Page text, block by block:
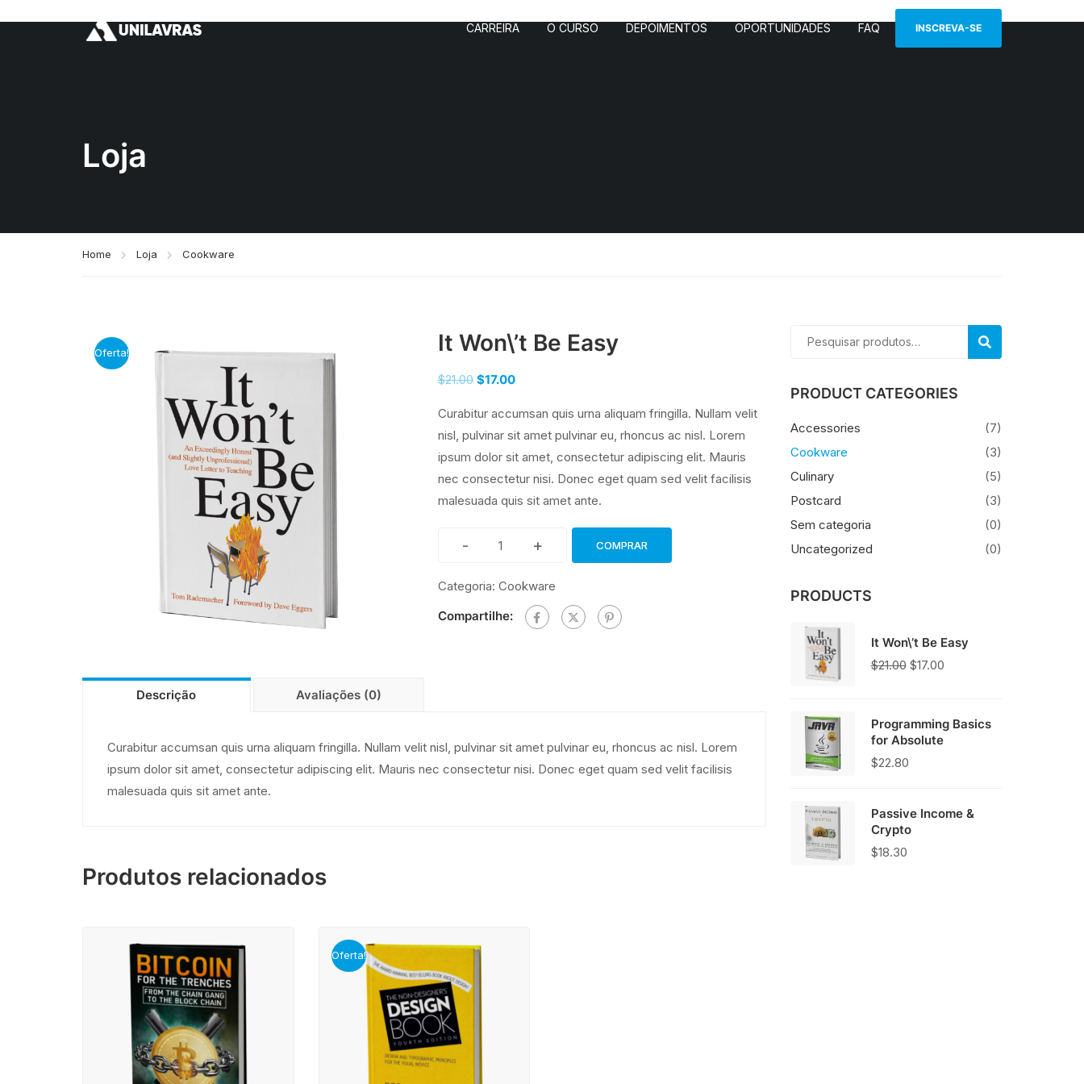
CARREIRA O CURSO DEPOIMENTOS OPORTUNIDADES FAQ INSCREVA-SE
Loja
Home Loja Cookware
Oferta! It Won\’t Be Easy
$21.00 O
original
era:
$21.00.
$17.00O
atual
é:
$17.00.
Curabitur accumsan quis urna aliquam fringilla. Nullam velit
nisl, pulvinar sit amet pulvinar eu, rhoncus ac nisl. Lorem
ipsum dolor sit amet, consectetur adipiscing elit. Mauris
nec consectetur nisi. Donec eget quam sed velit facilisis
malesuada quis sit amet ante.
-
It
Easy
+ COMPRAR
Categoria: Cookware
Compartilhe:
Descrição Avaliações (0)
Curabitur accumsan quis urna aliquam fringilla. Nullam velit nisl, pulvinar sit amet pulvinar eu, rhoncus ac nisl. Lorem
ipsum dolor sit amet, consectetur adipiscing elit. Mauris nec consectetur nisi. Donec eget quam sed velit facilisis
malesuada quis sit amet ante.
Produtos relacionados
Oferta!
Pesquisar
PESQUISAR
PRODUCT CATEGORIES
Accessories
(7)
Cookware
(3)
Culinary
(5)
Postcard
(3)
Sem categoria
(0)
Uncategorized
(0)
PRODUCTS
It Won\’t Be Easy
$21.00 O
$21.00.
$17.00O
$17.00.
Programming Basics
for Absolute
$22.80
Passive Income &
Crypto
$18.30